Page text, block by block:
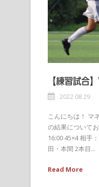
【練習試合
2022 08 29
こんにちは！ マ
の結果について
16:00 45×4 相手
田・本間 2本目...
Read More